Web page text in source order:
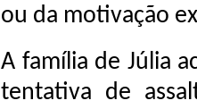
ou da motivação
A família de Júlia
tentativa de